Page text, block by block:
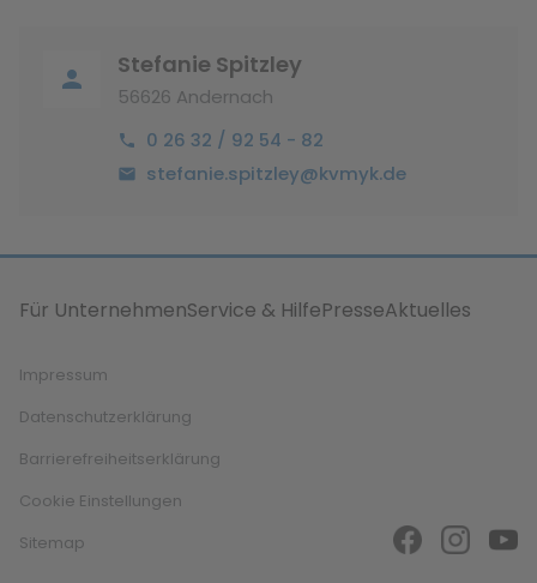
Stefanie Spitzley
56626 Andernach
0 26 32 / 92 54 - 82
stefanie.spitzley@kvmyk.de
Für UnternehmenService & HilfePresseAktuelles
Impressum
Datenschutzerklärung
Barrierefreiheitserklärung
Cookie Einstellungen
Sitemap